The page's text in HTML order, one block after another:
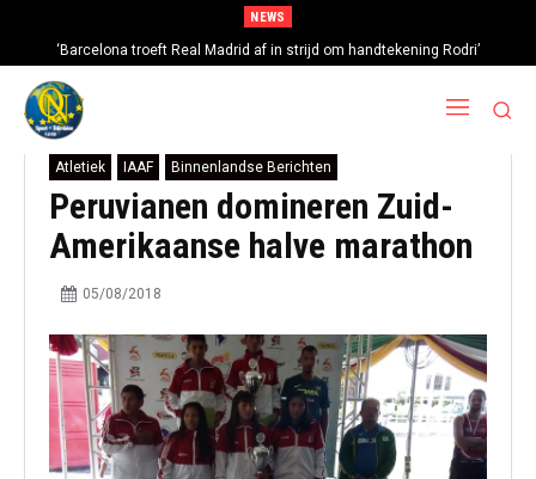
NEWS
‘Barcelona troeft Real Madrid af in strijd om handtekening Rodri’
Atletiek IAAF Binnenlandse Berichten
Peruvianen domineren Zuid-
Amerikaanse halve marathon
05/08/2018